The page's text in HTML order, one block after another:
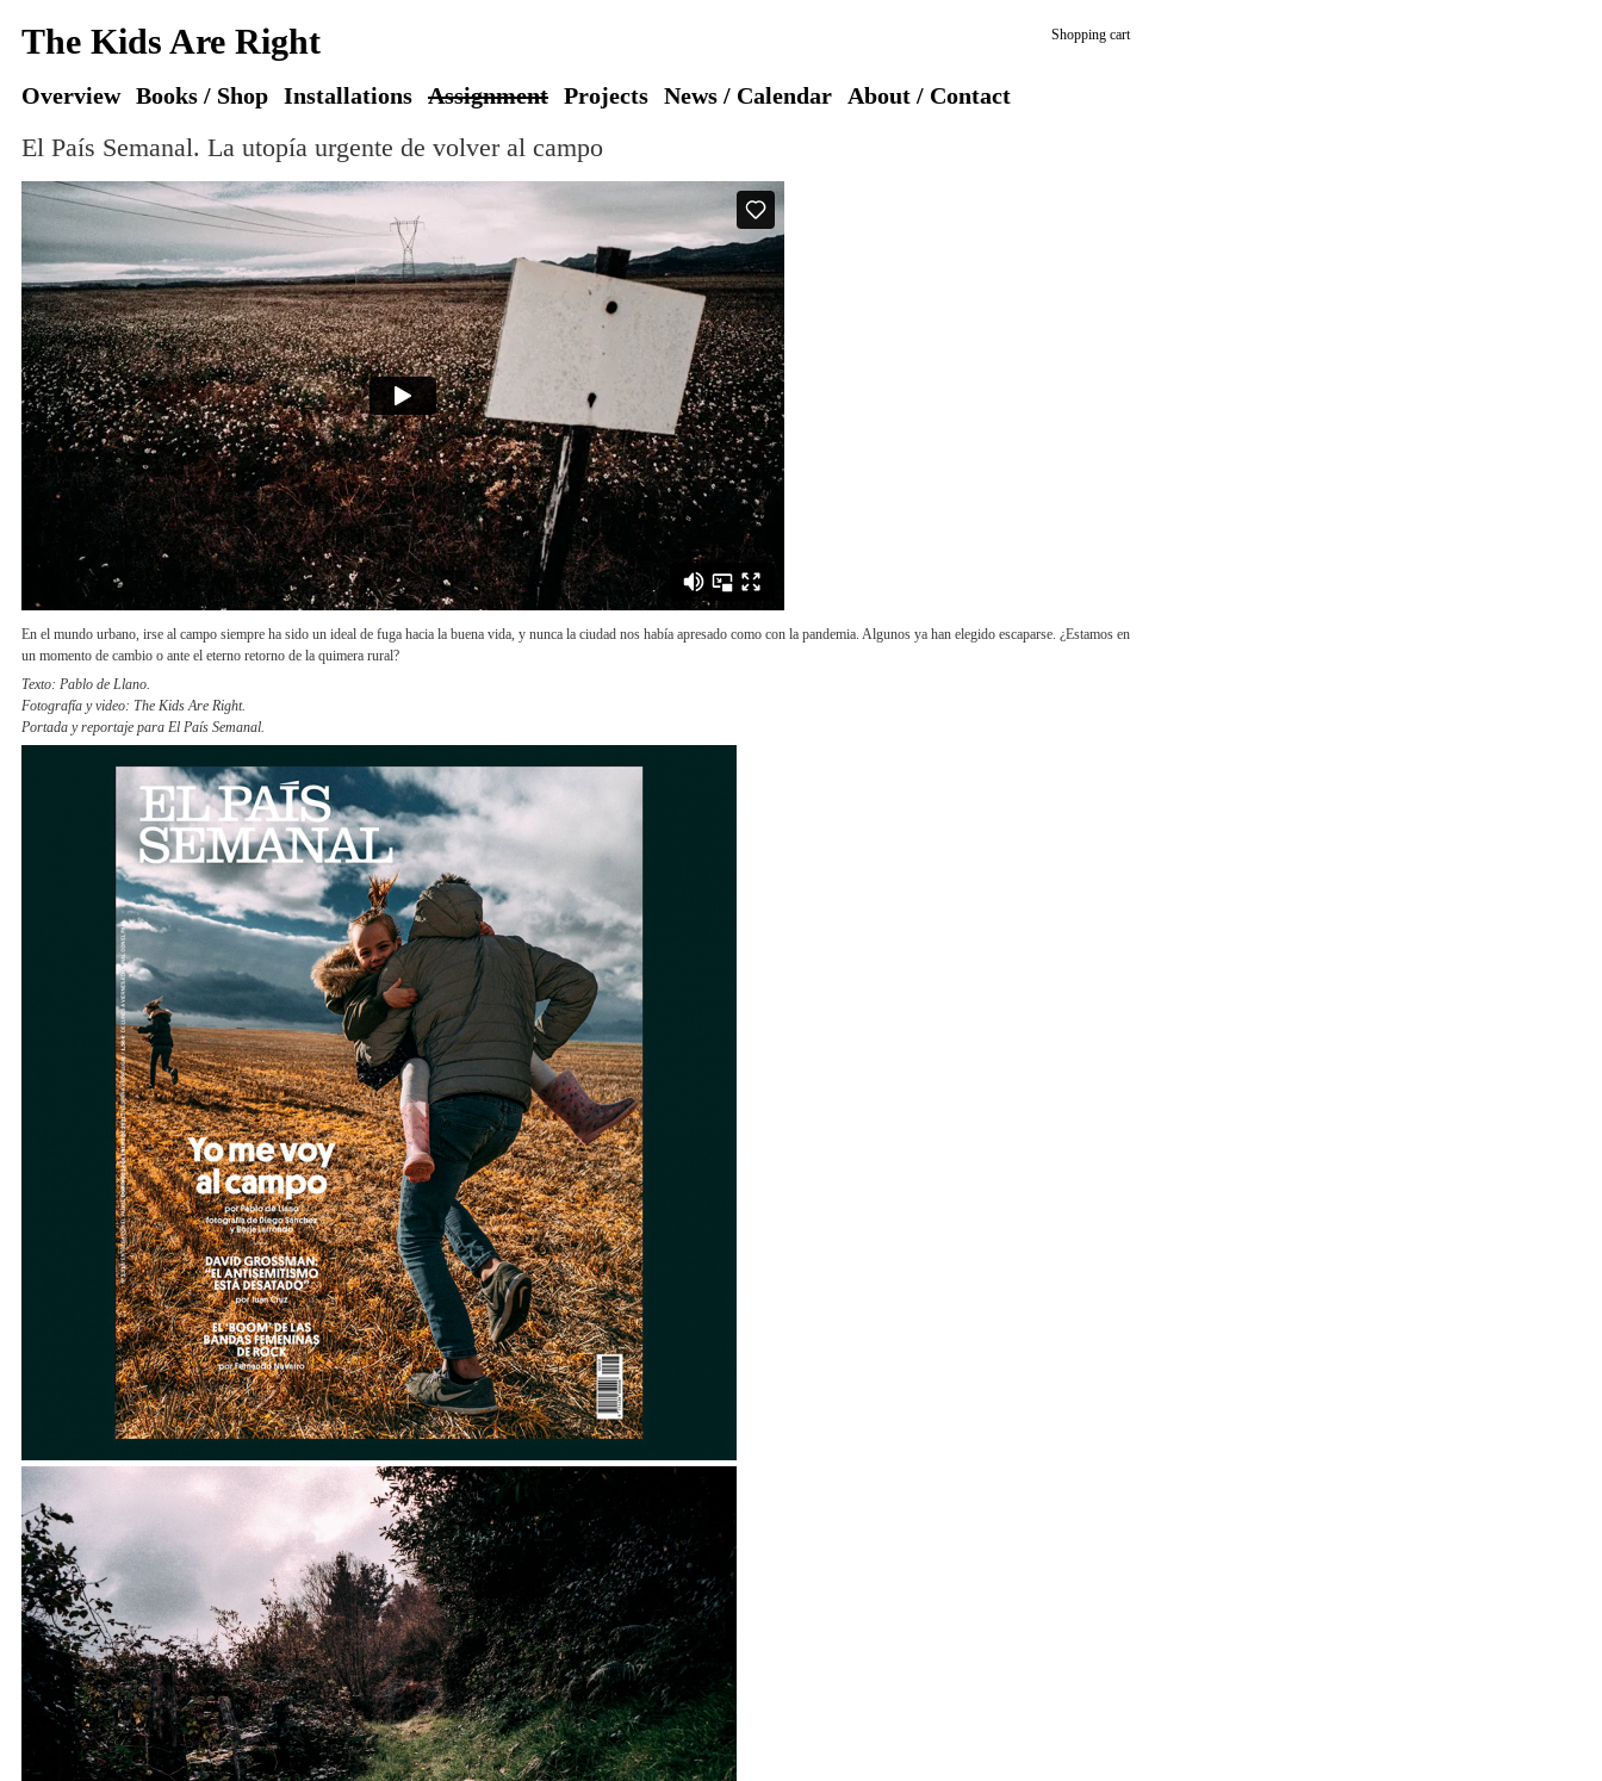
Shopping cart
The Kids Are Right
Overview Books / Shop Installations Assignment Projects News / Calendar About / Contact
El País Semanal. La utopía urgente de volver al campo
En el mundo urbano, irse al campo siempre ha sido un ideal de fuga hacia la buena vida, y nunca la ciudad nos había apresado como con la pandemia. Algunos ya han elegido escaparse. ¿Estamos en
un momento de cambio o ante el eterno retorno de la quimera rural?
Texto: Pablo de Llano.
Fotografía y video: The Kids Are Right.
Portada y reportaje para El País Semanal.